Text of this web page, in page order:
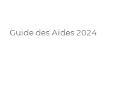
Guide des Aides 2024